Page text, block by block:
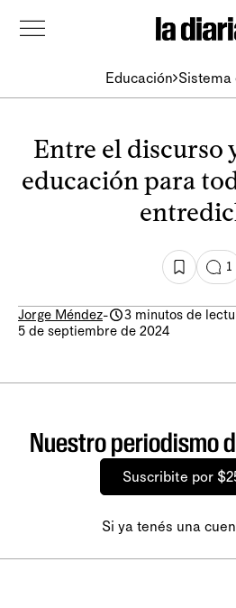
Educación Sistema
Entre el discurso
educación para
1
Jorge Méndez-
3 minutos de
5 de septiembre de 2024
Nuestro periodismo
Suscribite por
Si ya tenés una